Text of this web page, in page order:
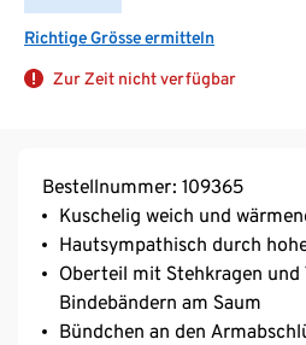
Richtige Grösse ermitteln
Zur Zeit nicht verfügbar
Bestellnummer: 109365
Kuschelig weich und
Hautsympathisch durch
Oberteil mit Stehkragen und
Bindebändern am Saum
Bündchen an den